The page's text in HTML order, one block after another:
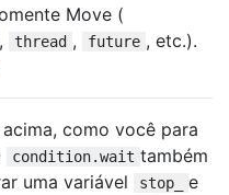
Move (
, thread , future , etc.).
como você para
condition.wait também
uma variável
stop_
e